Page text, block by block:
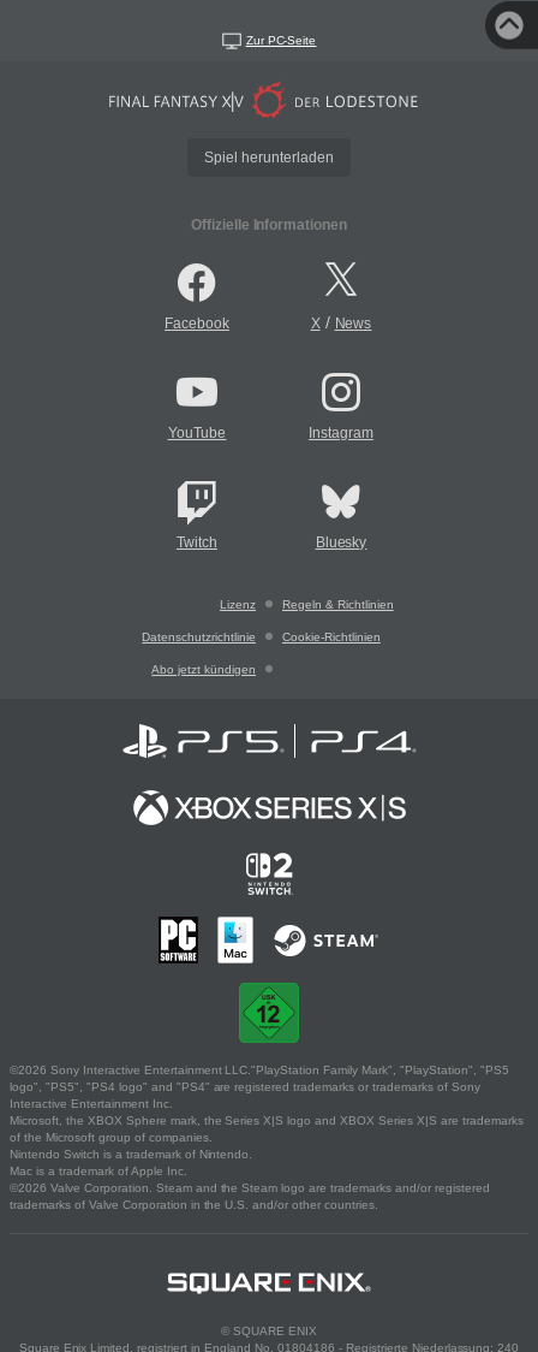
Zur PC-Seite
Spiel herunterladen
Offizielle Informationen
Facebook X/ News
YouTube Instagram
Twitch Bluesky
Lizenz Regeln & Richtlinien
Datenschutzrichtlinie Cookie-Richtlinien
Abo jetzt kündigen
©2026 Sony Interactive Entertainment LLC."PlayStation Family Mark", "PlayStation", "PS5
logo", "PS5", "PS4 logo" and "PS4" are registered trademarks or trademarks of Sony
Interactive Entertainment Inc.
Microsoft, the XBOX Sphere mark, the Series X|S logo and XBOX Series X|S are trademarks
of the Microsoft group of companies.
Nintendo Switch is a trademark of Nintendo.
Mac is a trademark of Apple Inc.
©2026 Valve Corporation. Steam and the Steam logo are trademarks and/or registered
trademarks of Valve Corporation in the U.S. and/or other countries.
© SQUARE ENIX
Square Enix Limited, registriert in England No. 01804186 - Registrierte Niederlassung: 240